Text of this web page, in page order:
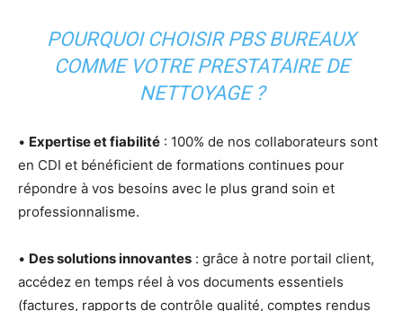
POURQUOI CHOISIR PBS BUREAUX
COMME VOTRE PRESTATAIRE DE
NETTOYAGE ?
• Expertise et fiabilité : 100% de nos collaborateurs sont
en CDI et bénéficient de formations continues pour
répondre à vos besoins avec le plus grand soin et
professionnalisme.
• Des solutions innovantes : grâce à notre portail client,
accédez en temps réel à vos documents essentiels
(factures, rapports de contrôle qualité, comptes rendus